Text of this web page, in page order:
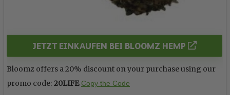
JETZT EINKAUFEN BEI BLOOMZ HEMP
Bloomz offers a 20% discount on your purchase using our
promo code: 20LIFE Copy the Code